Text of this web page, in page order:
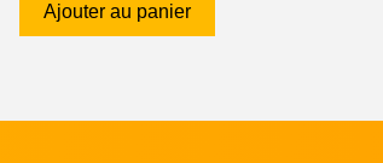
Ajouter au panier